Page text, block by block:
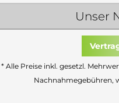
Unser
* Alle Preise inkl. gesetzl.
Nachnahmegebühren,